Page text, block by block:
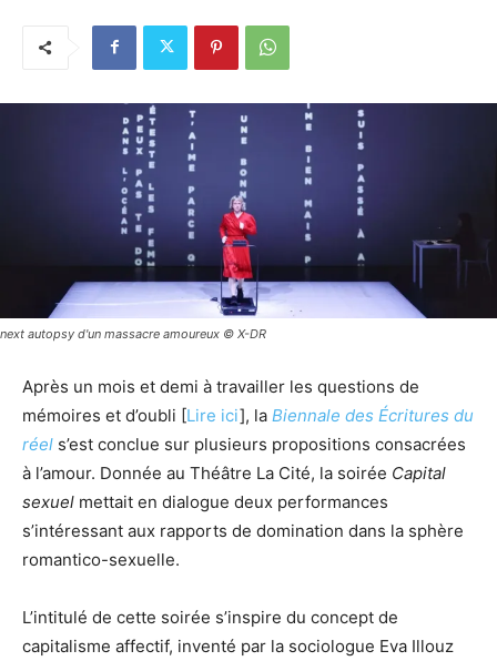
next autopsy d'un massacre amoureux © X-DR
Après un mois et demi à travailler les questions de
mémoires et d’oubli [Lire ici], la Biennale des Écritures du
réel s’est conclue sur plusieurs propositions consacrées
à l’amour. Donnée au Théâtre La Cité, la soirée Capital
sexuel mettait en dialogue deux performances
s’intéressant aux rapports de domination dans la sphère
romantico-sexuelle.
L’intitulé de cette soirée s’inspire du concept de
capitalisme affectif, inventé par la sociologue Eva Illouz